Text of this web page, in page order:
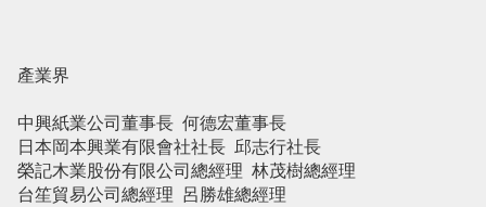
產業界
中興紙業公司董事長 何德宏董事長
日本岡本興業有限會社社長 邱志行社長
榮記木業股份有限公司總經理 林茂樹總經理
台笙貿易公司總經理 呂勝雄總經理